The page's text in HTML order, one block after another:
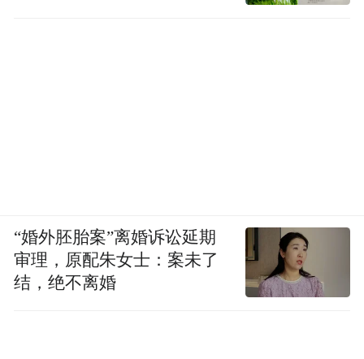
“婚外胚胎案”离婚诉讼延期
审理，原配朱女士：案未了
结，绝不离婚